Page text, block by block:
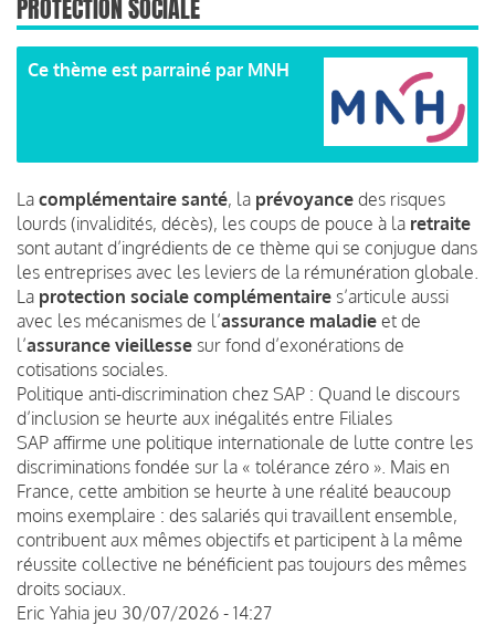
PROTECTION SOCIALE
Ce thème est parrainé par MNH
La complémentaire santé, la prévoyance des risques
lourds (invalidités, décès), les coups de pouce à la retraite
sont autant d’ingrédients de ce thème qui se conjugue dans
les entreprises avec les leviers de la rémunération globale.
La protection sociale complémentaire s’articule aussi
avec les mécanismes de l’assurance maladie et de
l’assurance vieillesse sur fond d’exonérations de
cotisations sociales.
Politique anti-discrimination chez SAP : Quand le discours
d’inclusion se heurte aux inégalités entre Filiales
SAP affirme une politique internationale de lutte contre les
discriminations fondée sur la « tolérance zéro ». Mais en
France, cette ambition se heurte à une réalité beaucoup
moins exemplaire : des salariés qui travaillent ensemble,
contribuent aux mêmes objectifs et participent à la même
réussite collective ne bénéficient pas toujours des mêmes
droits sociaux.
Eric Yahia jeu 30/07/2026 - 14:27